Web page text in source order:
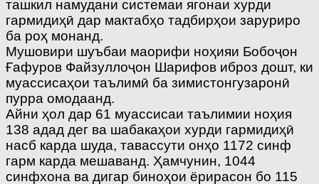
ташкил намудани системаи ягонаи хурди
гармидиҳӣ дар мактабҳо тадбирҳои заруриро
ба роҳ монанд.
Мушовири шуъбаи маорифи ноҳияи Бобоҷон
Ғафуров Файзуллоҷон Шарифов иброз дошт, ки
муассисаҳои таълимӣ ба зимистонгузаронӣ
пурра омодаанд.
Айни ҳол дар 61 муассисаи таълимии ноҳия
138 адад дег ва шабака­ҳои хурди гармидиҳӣ
насб карда шуда, тавассути онҳо 1172 синф
гарм карда мешаванд. Ҳам­чунин, 1044
синфхона ва дигар биноҳои ёрирасон бо 115